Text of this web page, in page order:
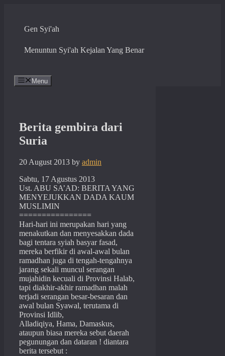
contentGen Syi'ah
Menuntun Syi'ah Kejalan Yang Benar
Menu
Berita gembira dari
Suria
20 August 2013 by admin
Sabtu, 17 Agustus 2013
Ust. ABU SA’AD: BERITA YANG
MENYEJUKKAN DADA KAUM
MUSLIMIN
================
Hari-hari ini merupakan hari yang
menakutkan dan menyesakkan dada
bagi tentara syiah basyar fasad,
mereka berfikir di awal-awal bulan
ramadhan juga di tengah-tengahnya
jarang sekali muncul serangan
mujahidin kecuali di Provinsi Halab,
tapi diakhir-akhir ramadhan malah
terjadi serangan besar-besaran dan
awal bulan Syawal, terutama di
Provinsi Idlib,
Alladiqiya, Hama, Damaskus,
ataupun biasa mereka sebut daerah
pegunungan dan dataran ! diantara
berita tersebut :